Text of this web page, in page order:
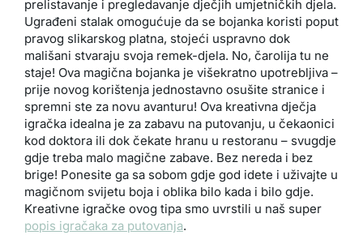
prelistavanje i pregledavanje dječjih umjetničkih djela.
Ugrađeni stalak omogućuje da se bojanka koristi poput
pravog slikarskog platna, stojeći uspravno dok
mališani stvaraju svoja remek-djela. No, čarolija tu ne
staje! Ova magična bojanka je višekratno upotrebljiva –
prije novog korištenja jednostavno osušite stranice i
spremni ste za novu avanturu! Ova kreativna dječja
igračka idealna je za zabavu na putovanju, u čekaonici
kod doktora ili dok čekate hranu u restoranu – svugdje
gdje treba malo magične zabave. Bez nereda i bez
brige! Ponesite ga sa sobom gdje god idete i uživajte u
magičnom svijetu boja i oblika bilo kada i bilo gdje.
Kreativne igračke ovog tipa smo uvrstili u naš super
popis igračaka za putovanja.